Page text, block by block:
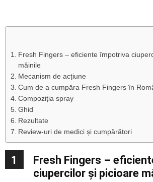
Fresh Fingers – eficiente împotriva
mâinile
Mecanism de acțiune
Cum de a cumpăra Fresh Fingers în
Compoziția spray
Ghid
Rezultate
Review-uri de medici și cumpărători
1
Fresh Fingers –
ciupercilor și picioare